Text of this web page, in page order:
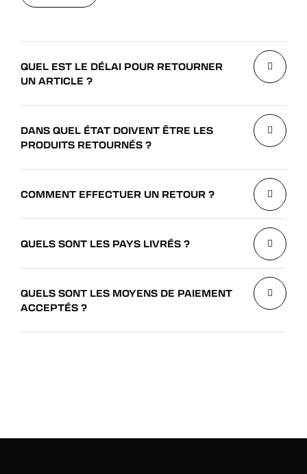
QUEL EST LE DÉLAI POUR RETOURNER
UN ARTICLE ?
DANS QUEL ÉTAT DOIVENT ÊTRE LES
PRODUITS RETOURNÉS ?
COMMENT EFFECTUER UN RETOUR ?
QUELS SONT LES PAYS LIVRÉS ?
QUELS SONT LES MOYENS DE PAIEMENT
ACCEPTÉS ?